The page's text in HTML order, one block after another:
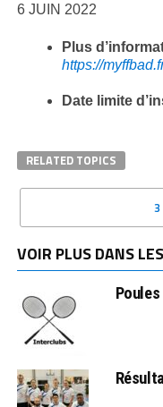
6 JUIN 2022
Plus
https://
Date limite
RELATED TOPICS
3
VOIR PLUS DANS